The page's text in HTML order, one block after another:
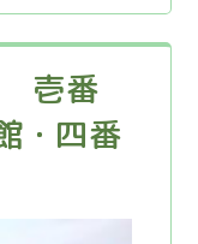
壱番
・四番